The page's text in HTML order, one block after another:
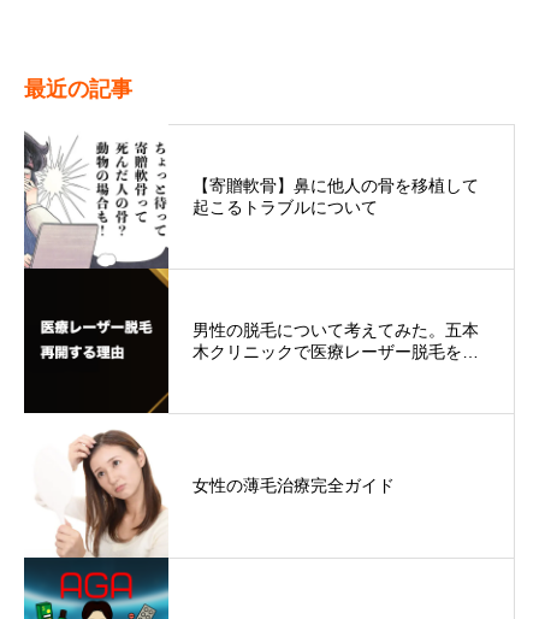
最近の記事
【寄贈軟骨】鼻に他人の骨を移植して
起こるトラブルについて
男性の脱毛について考えてみた。五本
木クリニックで医療レーザー脱毛を…
女性の薄毛治療完全ガイド